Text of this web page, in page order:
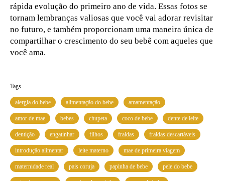
rápida evolução do primeiro ano de vida. Essas fotos se
tornam lembranças valiosas que você vai adorar revisitar
no futuro, e também proporcionam uma maneira única de
compartilhar o crescimento do seu bebê com aqueles que
você ama.
Tags
alergia do bebe alimentação do bebe amamentação
amor de mae bebes chupeta coco de bebe dente de leite
dentição engatinhar filhos fraldas fraldas descartáveis
introdução alimentar leite materno mae de primeira viagem
maternidade real pais coruja papinha de bebe pele do bebe